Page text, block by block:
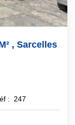
, Sarcelles
: 247